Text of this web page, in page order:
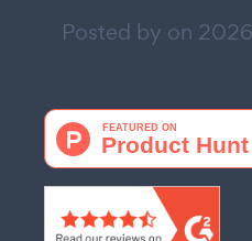
Posted by on